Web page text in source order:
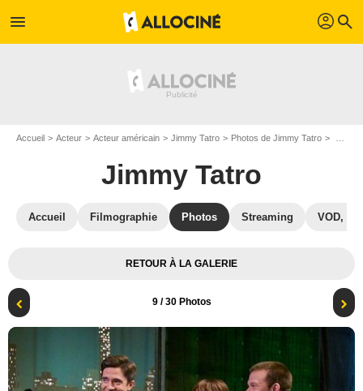
menu profil search
Accueil Acteur Acteur américain Jimmy Tatro Photos de Jimmy Tatro
Jimmy Tatro
Accueil Filmographie Photos Streaming VOD,
RETOUR À LA GALERIE
9/ 30 Photos